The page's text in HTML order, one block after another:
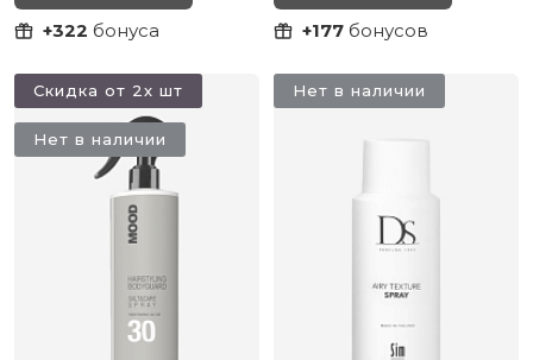
+322 бонуса +177 бонусов
Скидка от 2х шт
Нет в наличии
Нет в наличии